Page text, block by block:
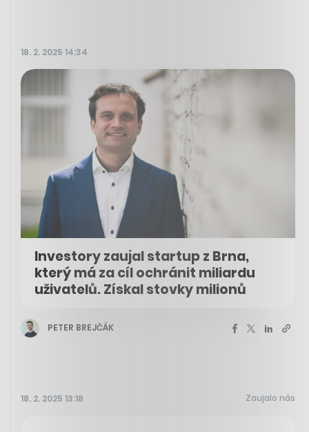
18. 2. 2025 14:34
Investory zaujal startup z Brna,
který má za cíl ochránit miliardu
uživatelů. Získal stovky milionů
PETER BREJČÁK
18. 2. 2025 13:18 Zaujalo nás